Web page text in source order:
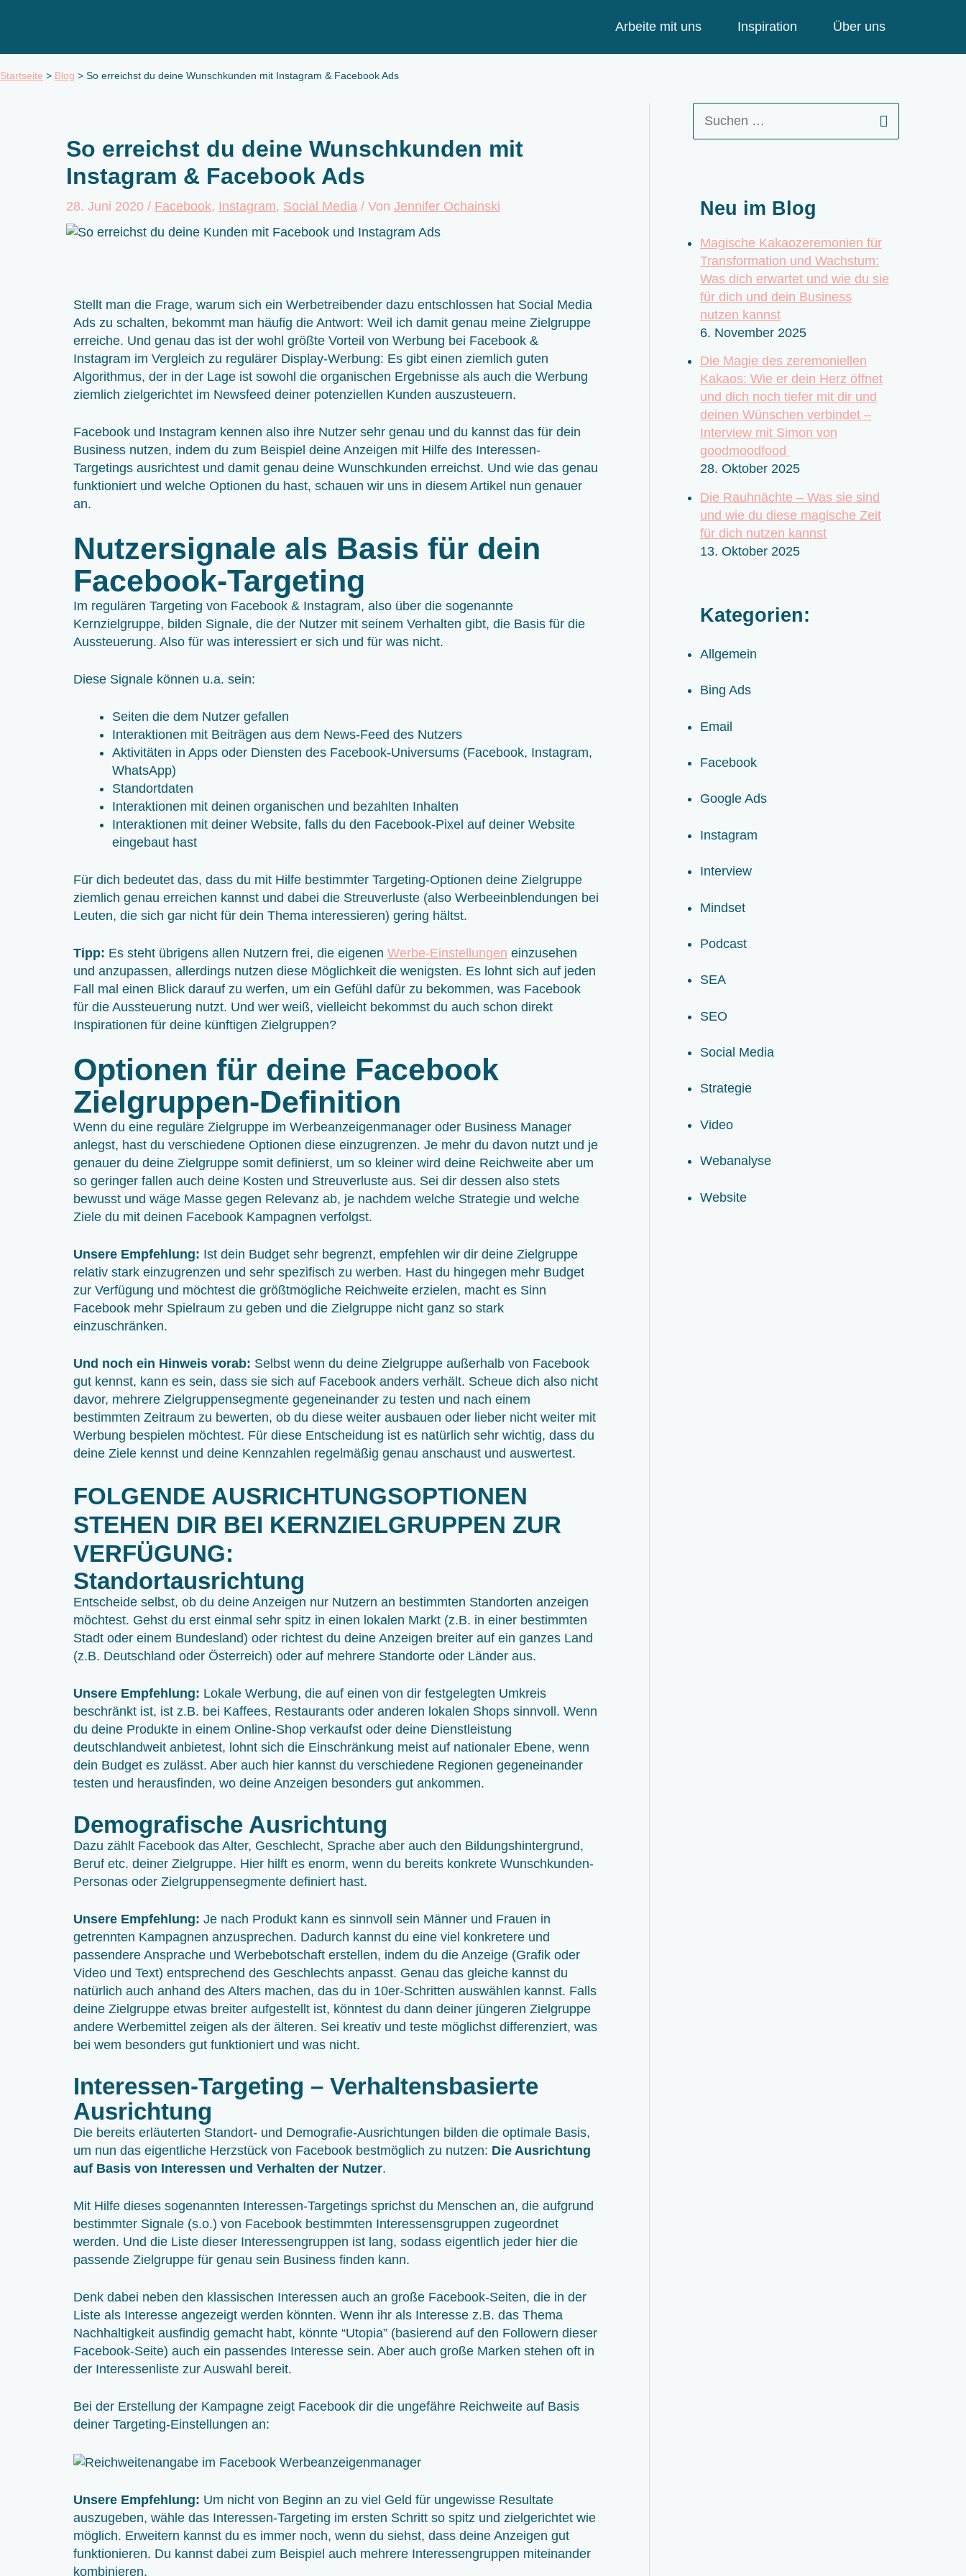
Arbeite mit uns Inspiration Über uns
Startseite > Blog > So erreichst du deine Wunschkunden mit Instagram & Facebook Ads
So erreichst du deine Wunschkunden mit
Instagram & Facebook Ads
28. Juni 2020 / Facebook, Instagram, Social Media / Von Jennifer Ochainski
Stellt man die Frage, warum sich ein Werbetreibender dazu entschlossen hat Social Media
Ads zu schalten, bekommt man häufig die Antwort: Weil ich damit genau meine Zielgruppe
erreiche. Und genau das ist der wohl größte Vorteil von Werbung bei Facebook &
Instagram im Vergleich zu regulärer Display-Werbung: Es gibt einen ziemlich guten
Algorithmus, der in der Lage ist sowohl die organischen Ergebnisse als auch die Werbung
ziemlich zielgerichtet im Newsfeed deiner potenziellen Kunden auszusteuern.
Facebook und Instagram kennen also ihre Nutzer sehr genau und du kannst das für dein
Business nutzen, indem du zum Beispiel deine Anzeigen mit Hilfe des Interessen-
Targetings ausrichtest und damit genau deine Wunschkunden erreichst. Und wie das genau
funktioniert und welche Optionen du hast, schauen wir uns in diesem Artikel nun genauer
an.
Nutzersignale als Basis für dein
Facebook-Targeting
Im regulären Targeting von Facebook & Instagram, also über die sogenannte
Kernzielgruppe, bilden Signale, die der Nutzer mit seinem Verhalten gibt, die Basis für die
Aussteuerung. Also für was interessiert er sich und für was nicht.
Diese Signale können u.a. sein:
Seiten die dem Nutzer gefallen
Interaktionen mit Beiträgen aus dem News-Feed des Nutzers
Aktivitäten in Apps oder Diensten des Facebook-Universums (Facebook, Instagram,
WhatsApp)
Standortdaten
Interaktionen mit deinen organischen und bezahlten Inhalten
Interaktionen mit deiner Website, falls du den Facebook-Pixel auf deiner Website
eingebaut hast
Für dich bedeutet das, dass du mit Hilfe bestimmter Targeting-Optionen deine Zielgruppe
ziemlich genau erreichen kannst und dabei die Streuverluste (also Werbeeinblendungen bei
Leuten, die sich gar nicht für dein Thema interessieren) gering hältst.
Tipp: Es steht übrigens allen Nutzern frei, die eigenen Werbe-Einstellungen einzusehen
und anzupassen, allerdings nutzen diese Möglichkeit die wenigsten. Es lohnt sich auf jeden
Fall mal einen Blick darauf zu werfen, um ein Gefühl dafür zu bekommen, was Facebook
für die Aussteuerung nutzt. Und wer weiß, vielleicht bekommst du auch schon direkt
Inspirationen für deine künftigen Zielgruppen?
Optionen für deine Facebook
Zielgruppen-Definition
Wenn du eine reguläre Zielgruppe im Werbeanzeigenmanager oder Business Manager
anlegst, hast du verschiedene Optionen diese einzugrenzen. Je mehr du davon nutzt und je
genauer du deine Zielgruppe somit definierst, um so kleiner wird deine Reichweite aber um
so geringer fallen auch deine Kosten und Streuverluste aus. Sei dir dessen also stets
bewusst und wäge Masse gegen Relevanz ab, je nachdem welche Strategie und welche
Ziele du mit deinen Facebook Kampagnen verfolgst.
Unsere Empfehlung: Ist dein Budget sehr begrenzt, empfehlen wir dir deine Zielgruppe
relativ stark einzugrenzen und sehr spezifisch zu werben. Hast du hingegen mehr Budget
zur Verfügung und möchtest die größtmögliche Reichweite erzielen, macht es Sinn
Facebook mehr Spielraum zu geben und die Zielgruppe nicht ganz so stark
einzuschränken.
Und noch ein Hinweis vorab: Selbst wenn du deine Zielgruppe außerhalb von Facebook
gut kennst, kann es sein, dass sie sich auf Facebook anders verhält. Scheue dich also nicht
davor, mehrere Zielgruppensegmente gegeneinander zu testen und nach einem
bestimmten Zeitraum zu bewerten, ob du diese weiter ausbauen oder lieber nicht weiter mit
Werbung bespielen möchtest. Für diese Entscheidung ist es natürlich sehr wichtig, dass du
deine Ziele kennst und deine Kennzahlen regelmäßig genau anschaust und auswertest.
FOLGENDE AUSRICHTUNGSOPTIONEN
STEHEN DIR BEI KERNZIELGRUPPEN ZUR
VERFÜGUNG:
Standortausrichtung
Entscheide selbst, ob du deine Anzeigen nur Nutzern an bestimmten Standorten anzeigen
möchtest. Gehst du erst einmal sehr spitz in einen lokalen Markt (z.B. in einer bestimmten
Stadt oder einem Bundesland) oder richtest du deine Anzeigen breiter auf ein ganzes Land
(z.B. Deutschland oder Österreich) oder auf mehrere Standorte oder Länder aus.
Unsere Empfehlung: Lokale Werbung, die auf einen von dir festgelegten Umkreis
beschränkt ist, ist z.B. bei Kaffees, Restaurants oder anderen lokalen Shops sinnvoll. Wenn
du deine Produkte in einem Online-Shop verkaufst oder deine Dienstleistung
deutschlandweit anbietest, lohnt sich die Einschränkung meist auf nationaler Ebene, wenn
dein Budget es zulässt. Aber auch hier kannst du verschiedene Regionen gegeneinander
testen und herausfinden, wo deine Anzeigen besonders gut ankommen.
Demografische Ausrichtung
Dazu zählt Facebook das Alter, Geschlecht, Sprache aber auch den Bildungshintergrund,
Beruf etc. deiner Zielgruppe. Hier hilft es enorm, wenn du bereits konkrete Wunschkunden-
Personas oder Zielgruppensegmente definiert hast.
Unsere Empfehlung: Je nach Produkt kann es sinnvoll sein Männer und Frauen in
getrennten Kampagnen anzusprechen. Dadurch kannst du eine viel konkretere und
passendere Ansprache und Werbebotschaft erstellen, indem du die Anzeige (Grafik oder
Video und Text) entsprechend des Geschlechts anpasst. Genau das gleiche kannst du
natürlich auch anhand des Alters machen, das du in 10er-Schritten auswählen kannst. Falls
deine Zielgruppe etwas breiter aufgestellt ist, könntest du dann deiner jüngeren Zielgruppe
andere Werbemittel zeigen als der älteren. Sei kreativ und teste möglichst differenziert, was
bei wem besonders gut funktioniert und was nicht.
Interessen-Targeting – Verhaltensbasierte
Ausrichtung
Die bereits erläuterten Standort- und Demografie-Ausrichtungen bilden die optimale Basis,
um nun das eigentliche Herzstück von Facebook bestmöglich zu nutzen: Die Ausrichtung
auf Basis von Interessen und Verhalten der Nutzer.
Mit Hilfe dieses sogenannten Interessen-Targetings sprichst du Menschen an, die aufgrund
bestimmter Signale (s.o.) von Facebook bestimmten Interessensgruppen zugeordnet
werden. Und die Liste dieser Interessengruppen ist lang, sodass eigentlich jeder hier die
passende Zielgruppe für genau sein Business finden kann.
Denk dabei neben den klassischen Interessen auch an große Facebook-Seiten, die in der
Liste als Interesse angezeigt werden könnten. Wenn ihr als Interesse z.B. das Thema
Nachhaltigkeit ausfindig gemacht habt, könnte “Utopia” (basierend auf den Followern dieser
Facebook-Seite) auch ein passendes Interesse sein. Aber auch große Marken stehen oft in
der Interessenliste zur Auswahl bereit.
Bei der Erstellung der Kampagne zeigt Facebook dir die ungefähre Reichweite auf Basis
deiner Targeting-Einstellungen an:
Unsere Empfehlung: Um nicht von Beginn an zu viel Geld für ungewisse Resultate
auszugeben, wähle das Interessen-Targeting im ersten Schritt so spitz und zielgerichtet wie
möglich. Erweitern kannst du es immer noch, wenn du siehst, dass deine Anzeigen gut
funktionieren. Du kannst dabei zum Beispiel auch mehrere Interessengruppen miteinander
kombinieren.
u
Neu im Blog
Magische Kakaozeremonien für
Transformation und Wachstum:
Was dich erwartet und wie du sie
für dich und dein Business
nutzen kannst
6. November 2025
Die Magie des zeremoniellen
Kakaos: Wie er dein Herz öffnet
und dich noch tiefer mit dir und
deinen Wünschen verbindet –
Interview mit Simon von
goodmoodfood
28. Oktober 2025
Die Rauhnächte – Was sie sind
und wie du diese magische Zeit
für dich nutzen kannst
13. Oktober 2025
Kategorien:
Allgemein
Bing Ads
Email
Facebook
Google Ads
Instagram
Interview
Mindset
Podcast
SEA
SEO
Social Media
Strategie
Video
Webanalyse
Website